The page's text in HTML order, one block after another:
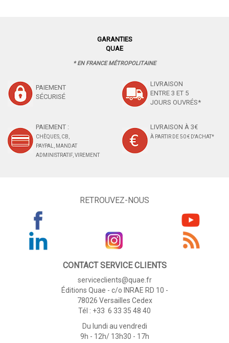
GARANTIES
QUAE
* EN FRANCE MÉTROPOLITAINE
PAIEMENT
SÉCURISÉ
LIVRAISON
ENTRE 3 ET 5
JOURS OUVRÉS*
PAIEMENT :
CHÈQUES, CB,
PAYPAL, MANDAT
ADMINISTRATIF, VIREMENT
LIVRAISON À 3€
À PARTIR DE 50 € D'ACHAT*
RETROUVEZ-NOUS
CONTACT SERVICE CLIENTS
serviceclients@quae.fr
Éditions Quae - c/o INRAE RD 10 -
78026 Versailles Cedex
Tél : +33 6 33 35 48 40
Du lundi au vendredi
9h - 12h/ 13h30 - 17h